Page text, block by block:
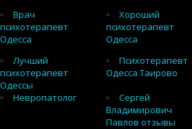
Врач
психотерапевт
Одесса
Хороший
психотерапевт
Одесса
Лучший
психотерапевт
Одессы
Психотерапевт
Одесса Таирово
Невропатолог
Сергей
Владимирович
Павлов отзывы